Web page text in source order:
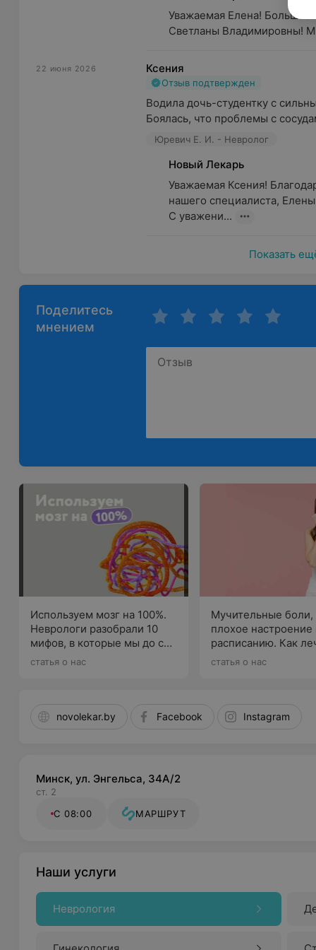
Можно выделить то, что беспокоит больше
как, насколько сильно, где и как часто болит и чем
В случае тяжелого заболевания необходимо
Можно заранее узнать у родственников о
Рекомендуется составить список препаратов,
Специалисты медицинского центра «Новый
позвоночника, нейроциркуляторных расстройств,
Неврологи центра используют индивидуальный
Уважаемая Елена! Большое
Светланы Владимировны!
22 июня 2026 Ксения
Отзыв подтвержден
Водила дочь-студентку с
Боялась, что проблемы с
Юревич Е. И. - Невролог
Новый Лекарь
Уважаемая Ксения!
нашего специалиста,
С уважени...
Показать
Поделитесь
мнением
Используем мозг на 100%.
Неврологи разобрали 10
мифов, в которые мы до сих
пор верим
статья о нас
Мучительные боли,
плохое настроение
расписанию. Как
ПМС, рассказывает
статья о нас
novolekar.by Facebook Instagram
Минск, ул. Энгельса, 34А/2
ст. 2
С 08:00
МАРШРУТ
Наши услуги
Неврология